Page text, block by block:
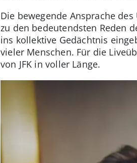
Die bewegende Ansprache
zu den bedeutendsten Reden
ins kollektive Gedächtnis
vieler Menschen. Für die
von JFK in voller Länge.